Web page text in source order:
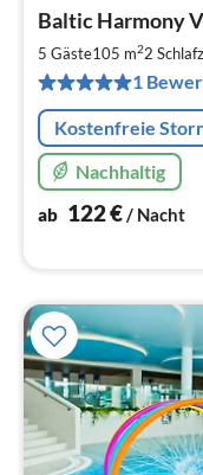
Baltic Harmony
5 Gäste105 m22
1
Kostenfreie
Nachhaltig
ab 122€/ Nacht